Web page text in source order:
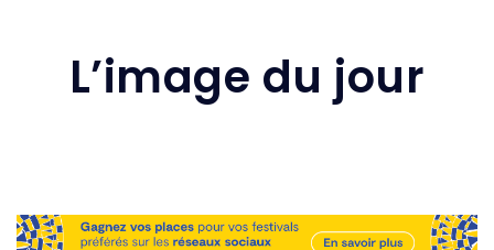
L’image du jour